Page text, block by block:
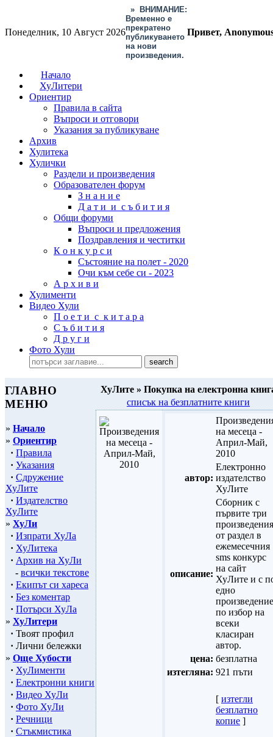
Понеделник, 10 Август 2026
»
ВНИМАНИЕ:
Временно е
прекратено
публикуването
на нови
произведения.
Привет,
Начало
ХуЛитери
Ориентир
Правила в сайта
Въпроси и отговори
Указания за публикуване
Архив
Хулитека
Хулички
Раздели и произведения
Образователен форум
З н а н и е
Д а т и и с ъ б и т и я
Общи форуми
Въпроси и предложения
Поздравления и честитки
К о н к у р с и
Състояние на полет - 2020
Очи към себе си - 2023
А р х и в и
Хулименти
Видео Хули
П о е т и с к и т а р а
С ъ б и т и я
Д р у г и
Фото Хули
ГЛАВНО
МЕНЮ
» Начало
» Ориентир
· Правила
· Указания
· Сдружение
ХуЛите
· Издателство
ХуЛите
» ХуЛи
· Изпрати ХуЛа
· ХуЛитека
· Архив на ХуЛи
- всички текстове
· Екипът си хареса
· Без коментар
· Потърси ХуЛа
» ХуЛитери
· Твоят профил
· Лични бележки
» Още Хубости
· ХуЛименти
· Електронни книги
· Видео ХуЛи
· Фото ХуЛи
· Речници
· Стъкмистика
ХуЛите » Покупка на електронна
списък на безплатните книги
на месеца -
Април-Май,
2010
автор:
Електронно
издателство
ХуЛите
описание:
Сборник с
първите три
произведения
от раздел в
ежемесечния
sms конкурс
на сайт
ХуЛите и с
едно
произведение
по избор на
всеки
класиран
автор.
цена: безплатна
изтегляна: 921 пъти
[ изтегли
безплатно
копие ]